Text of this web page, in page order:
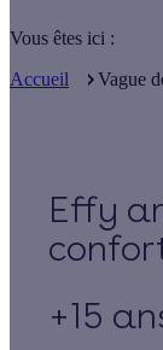
Vous êtes ici :
Accueil
Vague
Effy
+15